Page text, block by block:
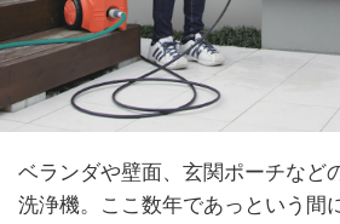
ベランダや壁面、玄関ポーチなど
洗浄機。ここ数年であっという間